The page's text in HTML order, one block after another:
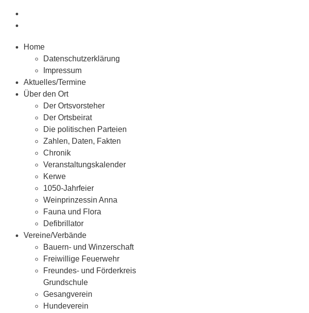
Home
Datenschutzerklärung
Impressum
Aktuelles/Termine
Über den Ort
Der Ortsvorsteher
Der Ortsbeirat
Die politischen Parteien
Zahlen, Daten, Fakten
Chronik
Veranstaltungskalender
Kerwe
1050-Jahrfeier
Weinprinzessin Anna
Fauna und Flora
Defibrillator
Vereine/Verbände
Bauern- und Winzerschaft
Freiwillige Feuerwehr
Freundes- und Förderkreis
Grundschule
Gesangverein
Hundeverein